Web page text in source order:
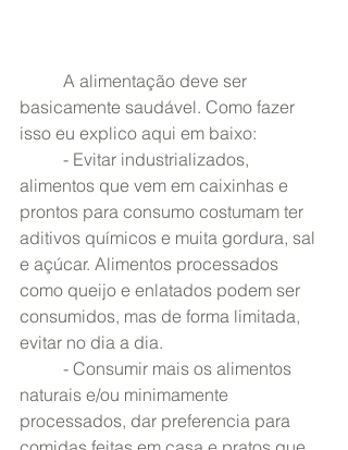
basicamente saudável. Como fazer
isso eu explico aqui em baixo:
alimentos que vem em caixinhas e
prontos para consumo costumam ter
aditivos químicos e muita gordura, sal
e açúcar. Alimentos processados
como queijo e enlatados podem ser
consumidos, mas de forma limitada,
evitar no dia a dia.
naturais e/ou minimamente
processados, dar preferencia para